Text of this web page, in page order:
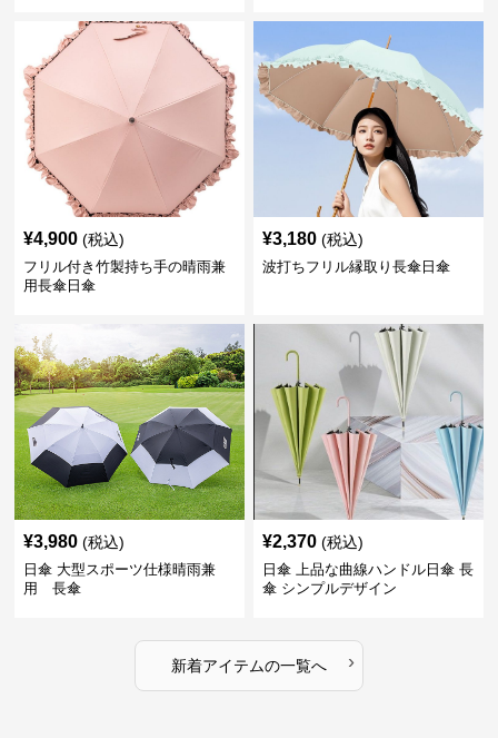
¥4,900 (税込)
フリル付き竹製持ち手の晴雨兼
用長傘日傘
¥3,180 (税込)
波打ちフリル縁取り長傘日傘
¥3,980 (税込)
日傘 大型スポーツ仕様晴雨兼
用 長傘
¥2,370 (税込)
日傘 上品な曲線ハンドル日傘 長
傘 シンプルデザイン
新着アイテムの一覧へ ›